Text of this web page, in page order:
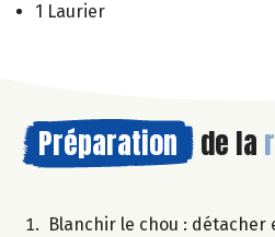
1 Laurier
Préparation de la
Blanchir le chou : détacher